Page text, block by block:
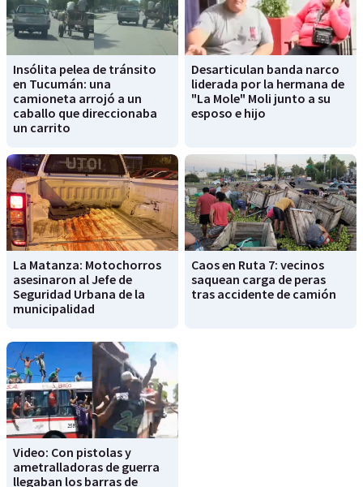
Insólita pelea de tránsito
en Tucumán: una
camioneta arrojó a un
caballo que direccionaba
un carrito
Desarticulan banda narco
liderada por la hermana de
"La Mole" Moli junto a su
esposo e hijo
La Matanza: Motochorros
asesinaron al Jefe de
Seguridad Urbana de la
municipalidad
Caos en Ruta 7: vecinos
saquean carga de peras
tras accidente de camión
Video: Con pistolas y
ametralladoras de guerra
llegaban los barras de